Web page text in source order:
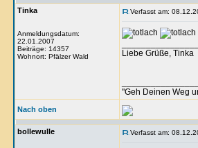
Tinka
Anmeldungsdatum:
22.01.2007
Beiträge: 14357
Wohnort: Pfälzer Wald
Verfasst am:
Liebe Grüße, Tinka
"Geh Deinen Weg
Nach oben
bollewulle Verfasst am: